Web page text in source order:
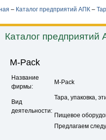
– Каталог предприятий АПК –
Каталог предприятий
M-Pack
Название
фирмы:
M-Pack
Вид
деятельности:
Тара, упаковка,
Пищевое
Предлагаем